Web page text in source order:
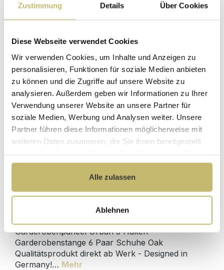
Zustimmung Details Über Cookies
Diese Webseite verwendet Cookies
Wir verwenden Cookies, um Inhalte und Anzeigen zu
personalisieren, Funktionen für soziale Medien anbieten
zu können und die Zugriffe auf unsere Website zu
analysieren. Außerdem geben wir Informationen zu Ihrer
Verwendung unserer Website an unsere Partner für
soziale Medien, Werbung und Analysen weiter. Unsere
Partner führen diese Informationen möglicherweise mit
weiteren Daten zusammen, die Sie ihnen bereitgestellt
gesammelt haben.
Alle zulassen
Ablehnen
Maße (H/B/T): 188 / 60 / 36.1 cm
Hochwertige
Materialien
Herstellerpreis
ohne
Zwischenhändler
Kundenbetreuung
mit bester
Bewertung
Gut verpackt für
beschädigungsfreie
Lieferung
Designed in
Germany
1 Monat risikofreies
Rückgaberecht
Produktdetails
Garderobenpaneel Urban 3 Haken
Garderobenstange 6 Paar Schuhe Oak
Qualitätsprodukt direkt ab Werk - Designed in
Germany!… Mehr